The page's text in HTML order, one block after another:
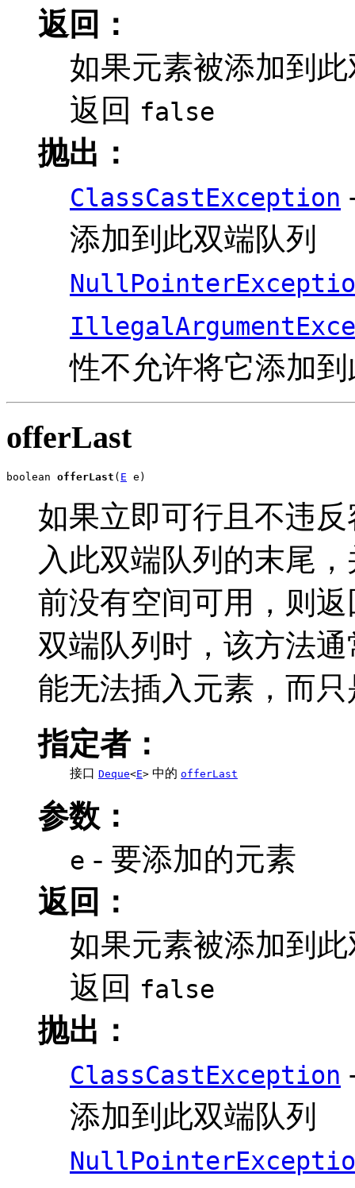
返回：
如果元素被添加到
返回 false
抛出：
ClassCastException
添加到此双端队列
性不允许将它添加
offerLast
boolean offerLast ( E e)
如果立即可行且不违
入此双端队列的末尾
前没有空间可用，则
双端队列时，该方法
能无法插入元素，而
指定者：
接口 Deque<E> 中的 offerLast
参数：
e - 要添加的元素
返回：
如果元素被添加到
返回 false
抛出：
ClassCastException
添加到此双端队列